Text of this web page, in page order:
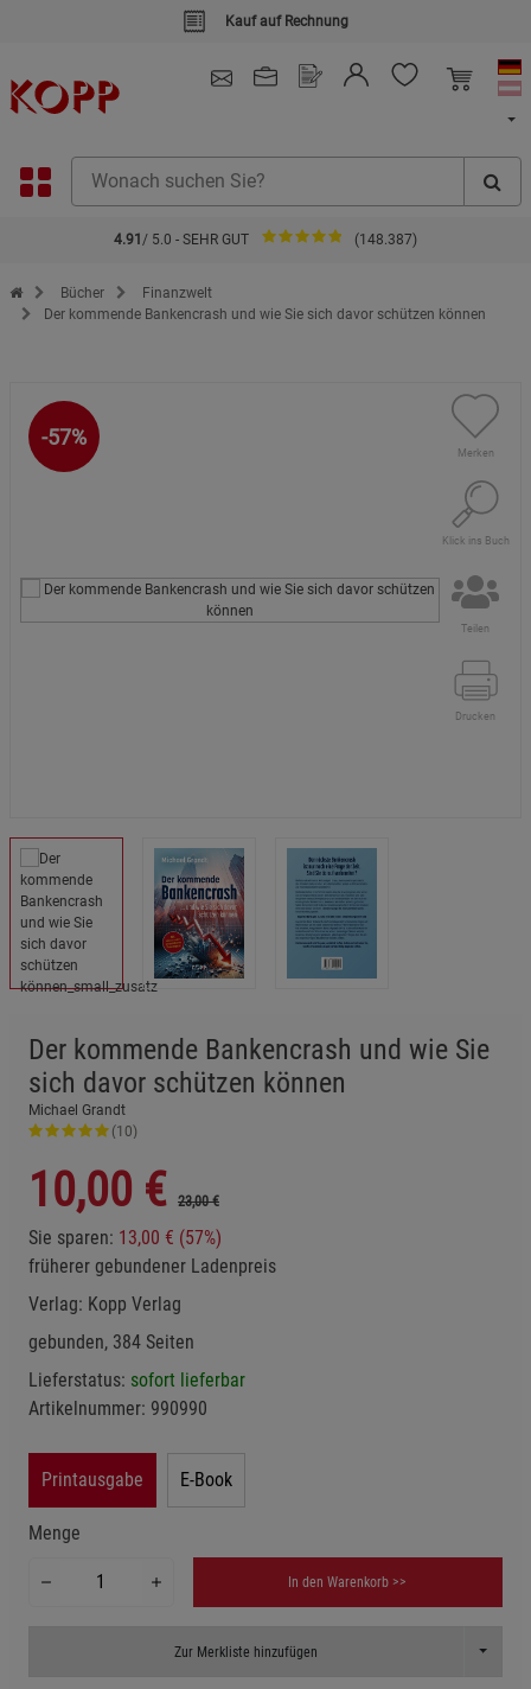
Kauf auf Rechnung
4.91 / 5.0 - SEHR GUT (148.387)
Zur Startseite des Kopp Verlag Online-Shop
Bücher
Finanzwelt
Der kommende Bankencrash und wie Sie sich davor schützen können
-57%
Merken
Klick ins Buch
Teilen
Drucken
Der kommende Bankencrash und wie Sie
sich davor schützen können
Michael Grandt
(10)
10,00 € 23,00 €
Sie sparen: 13,00 € (57%)
früherer gebundener Ladenpreis
Verlag: Kopp Verlag
gebunden, 384 Seiten
Lieferstatus: sofort lieferbar
Artikelnummer: 990990
Printausgabe E-Book
Menge
In den Warenkorb >>
Zur Merkliste hinzufügen Toggle